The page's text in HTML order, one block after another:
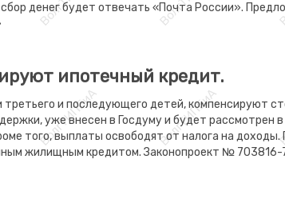
денег будет отвечать «Почта России».
ипотечный кредит.
и последующего детей, компенсируют
уже внесен в Госдуму и будет рассмотрен
того, выплаты освободят от налога на
жилищным кредитом. Законопроект № 703816-